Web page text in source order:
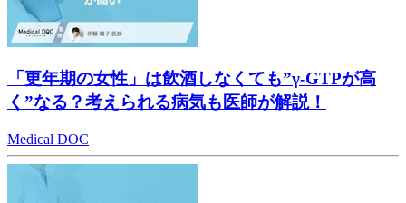
「更年期の女性」は飲酒しなくても”γ-GTPが高
く”なる？考えられる病気も医師が解説！
Medical DOC